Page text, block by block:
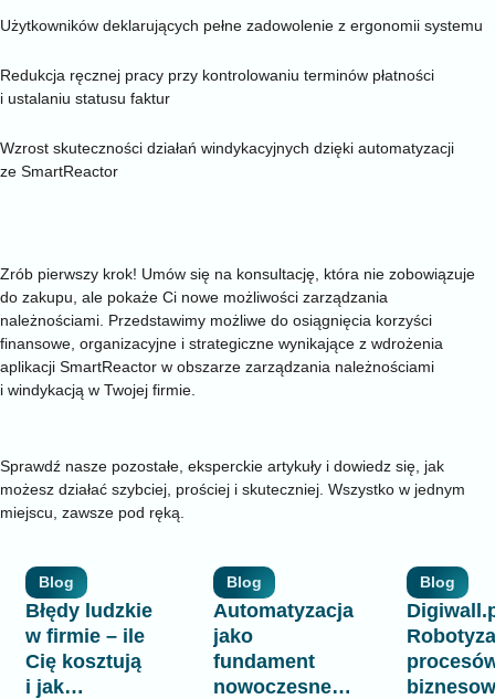
Użytkowników deklarujących pełne zadowolenie z ergonomii systemu
Redukcja ręcznej pracy przy kontrolowaniu terminów płatności
i ustalaniu statusu faktur
Wzrost skuteczności działań windykacyjnych dzięki automatyzacji
ze SmartReactor
Zrób pierwszy krok! Umów się na konsultację, która nie zobowiązuje
do zakupu, ale pokaże Ci nowe możliwości zarządzania
należnościami. Przedstawimy możliwe do osiągnięcia korzyści
finansowe, organizacyjne i strategiczne wynikające z wdrożenia
aplikacji SmartReactor w obszarze zarządzania należnościami
i windykacją w Twojej firmie.
Sprawdź nasze pozostałe, eksperckie artykuły i dowiedz się, jak
możesz działać szybciej, prościej i skuteczniej. Wszystko w jednym
miejscu, zawsze pod ręką.
Blog
Błędy ludzkie
w firmie – ile
Cię kosztują
i jak
Blog
Automatyzacja
jako
fundament
nowoczesnego
Blog